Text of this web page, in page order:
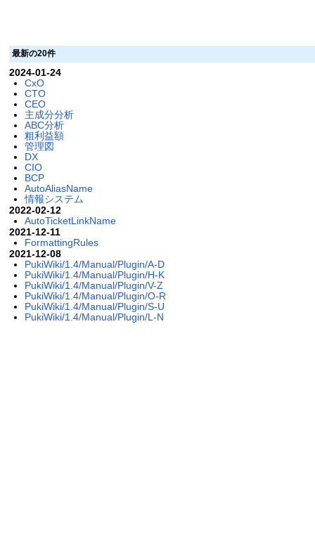
最新の20件
2024-01-24
CxO
CTO
CEO
主成分分析
ABC分析
粗利益額
管理図
DX
CIO
BCP
AutoAliasName
情報システム
2022-02-12
AutoTicketLinkName
2021-12-11
FormattingRules
2021-12-08
PukiWiki/1.4/Manual/Plugin/A-D
PukiWiki/1.4/Manual/Plugin/H-K
PukiWiki/1.4/Manual/Plugin/V-Z
PukiWiki/1.4/Manual/Plugin/O-R
PukiWiki/1.4/Manual/Plugin/S-U
PukiWiki/1.4/Manual/Plugin/L-N